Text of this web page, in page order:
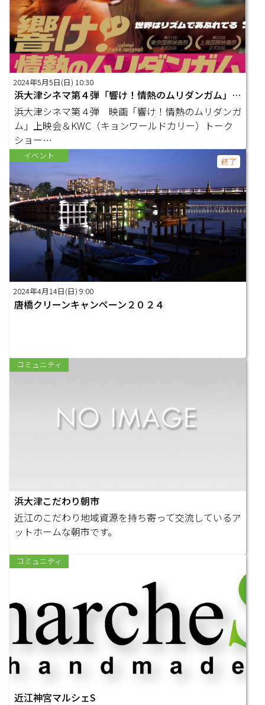
2024年5月5日(日) 10:30
浜大津シネマ第４弾「響け！情熱のムリダンガム」上映会＆KWCトークショー（同時開催：旧大津公会堂ミュージックフェスティバル）
浜大津シネマ第４弾 映画「響け！情熱のムリダンガ
ム」上映会＆KWC（キョンワールドカリー）トーク
ショー
イベント
終了
2024年4月14日(日) 9:00
唐橋クリーンキャンペーン２０２４
コミュニティ
浜大津こだわり朝市
近江のこだわり地域資源を持ち寄って交流しているア
ットホームな朝市です。
コミュニティ
近江神宮マルシェS